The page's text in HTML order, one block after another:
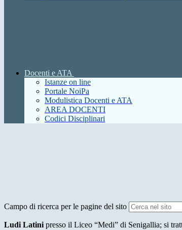
Docenti e ATA
Istanze on line
Portale NoiPa
Modulistica Docenti e ATA
AREA DOCENTI
Codici Disciplinari
Campo di ricerca per le pagine del sito
Ludi Latini presso il Liceo “Medi” di Senigallia; si